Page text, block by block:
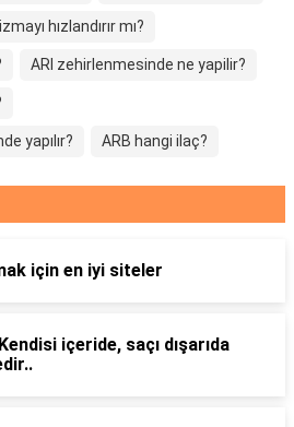
hızlandırır mı?
ARI zehirlenmesinde ne yapilir?
yapılır? ARB hangi ilaç?
için en iyi siteler
içeride, saçı dışarıda